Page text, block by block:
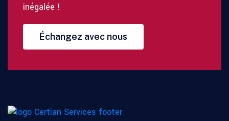
inégalée !
Échangez avec nous